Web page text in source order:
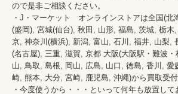
ので是非ご相談ください。
・J・マーケット　オンラインストアは全国(
(盛岡), 宮城(仙台), 秋田, 山形, 福島, 茨城, 栃木
京, 神奈川(横浜), 新潟, 富山, 石川, 福井, 山梨,
(名古屋), 三重, 滋賀, 京都 大阪(大阪駅・難波
山, 鳥取, 島根, 岡山, 広島, 山口, 徳島, 香川, 愛
崎, 熊本, 大分, 宮崎, 鹿児島, 沖縄)から買取受付
・今度使うから・・・といって何年も放置し